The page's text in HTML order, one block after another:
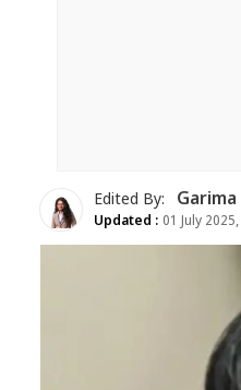
Edited By: Garima
Updated : 01 July